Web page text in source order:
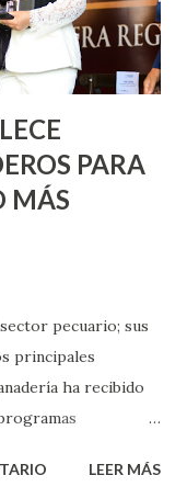
de Septiembre, en
la comunidad
de...
PARA
MÁS
pecuario; sus
principales
ha recibido
al campo, la
LEER MÁS